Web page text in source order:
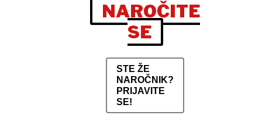
NAROČITE
SE
STE ŽE
NAROČNIK?
PRIJAVITE
SE!